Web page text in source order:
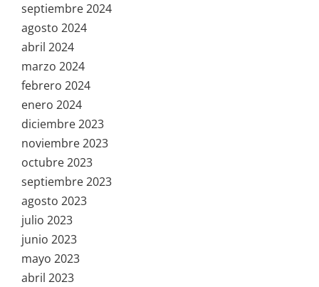
septiembre 2024
agosto 2024
abril 2024
marzo 2024
febrero 2024
enero 2024
diciembre 2023
noviembre 2023
octubre 2023
septiembre 2023
agosto 2023
julio 2023
junio 2023
mayo 2023
abril 2023